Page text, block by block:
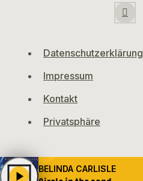
Datenschutzerklärung
Impressum
Kontakt
Privatsphäre
BELINDA CARLISLE
play_arrow